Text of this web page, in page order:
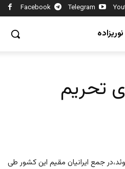
Facebook Telegram
تحریم
جمع ایرانیان مقیم این کشور طی